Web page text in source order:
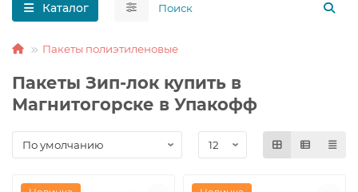
Каталог
Пакеты полиэтиленовые
Пакеты Зип-лок купить в
Магнитогорске в Упакофф